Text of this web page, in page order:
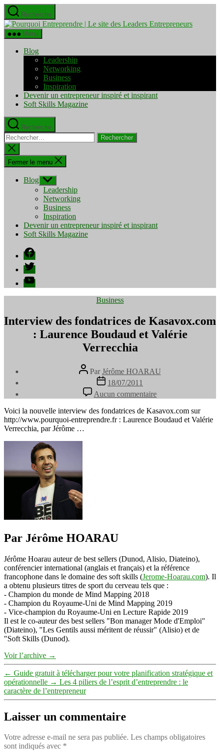
Aller
au
contenu
Recherche
Pourquoi
Menu
Blog
Leadership
Networking
Business
Inspiration
Devenir un entrepreneur inspiré et inspirant
Soft Skills Magazine
Recherche
Rechercher :
Fermer
la
recherche
Fermer le menu
Blog Afficher
le
sous-
menu
Leadership
Networking
Business
Inspiration
Devenir un entrepreneur inspiré et inspirant
Soft Skills Magazine
Facebook
Twitter
YouTube
Catégories
Business
Interview des fondatrices de Kasavox.com
: Laurence Boudaud et Valérie
Verrecchia
Auteur
de
l’article
Par Jérôme HOARAU
Date
l’article
18/07/2011
Aucun commentaire
Interview
des
fondatrices
Voici la nouvelle interview des fondatrices de Kasavox.com sur
http://www.pourquoi-entreprendre.fr : Laurence Boudaud et Valérie
Verrecchia, par Jérôme …
Par Jérôme HOARAU
Jérôme Hoarau auteur de best sellers (Dunod, Alisio, Diateino),
conférencier international (anglais et français) et la référence
francophone dans le domaine des soft skills (Jerome-Hoarau.com). Il
a obtenu plusieurs titres de sport du cerveau tels que :
- Champion du monde de Mind Mapping 2018
- Champion du Royaume-Uni de Mind Mapping 2019
- Vice-champion du Royaume-Uni en Lecture Rapide 2019
Il est le co-auteur des best sellers "Bon manager Mode d'Emploi"
(Diateino), "Les Gentils aussi méritent de réussir" (Alisio) et de
"Soft Skills (Dunod).
Voir l’archive →
← Guide gratuit à télécharger pour votre planification stratégique et
opérationnelle → Les 4 piliers de l’esprit d’entreprendre : le
caractère de l’entrepreneur
Laisser un commentaire
Votre adresse e-mail ne sera pas publiée. Les champs obligatoires
sont indiqués avec *